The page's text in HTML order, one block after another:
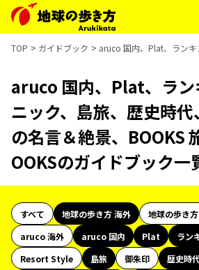
TOP ガイドブック aruco 国内、Plat、ランキ
aruco 国内、Plat、ラン
ニック、島旅、歴史時代
の名言＆絶景、BOOKS
OOKSのガイドブック一
すべて 地球の歩き方 海外
地球の歩き方
aruco 海外
aruco 国内 Plat
ラン
Resort Style
島旅 御朱印 歴史時